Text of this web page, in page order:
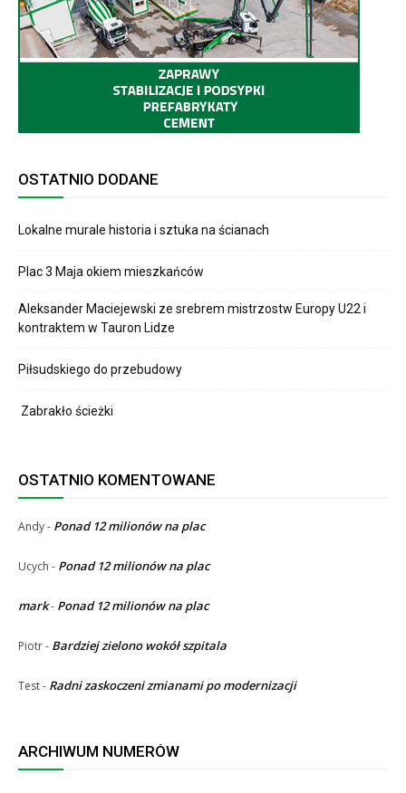
OSTATNIO DODANE
Lokalne murale historia i sztuka na ścianach
Plac 3 Maja okiem mieszkańców
Aleksander Maciejewski ze srebrem mistrzostw Europy U22 i
kontraktem w Tauron Lidze
Piłsudskiego do przebudowy
Zabrakło ścieżki
OSTATNIO KOMENTOWANE
Andy- Ponad 12 milionów na plac
Ucych - Ponad 12 milionów na plac
mark- Ponad 12 milionów na plac
Piotr- Bardziej zielono wokół szpitala
Test- Radni zaskoczeni zmianami po modernizacji
ARCHIWUM NUMERÓW